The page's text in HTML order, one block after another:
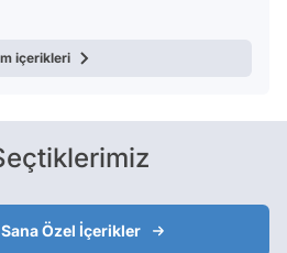
içerikleri
Özel İçerikler